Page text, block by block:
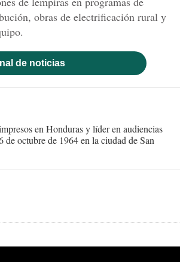
obras de electrificación rural y
de noticias
en Honduras y líder en audiencias
octubre de 1964 en la ciudad de San